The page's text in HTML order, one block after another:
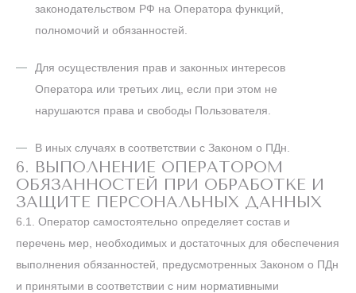
законодательством РФ на Оператора функций,
полномочий и обязанностей.
Для осуществления прав и законных интересов
Оператора или третьих лиц, если при этом не
нарушаются права и свободы Пользователя.
В иных случаях в соответствии с Законом о ПДн.
6. ВЫПОЛНЕНИЕ ОПЕРАТОРОМ
ОБЯЗАННОСТЕЙ ПРИ ОБРАБОТКЕ И
ЗАЩИТЕ ПЕРСОНАЛЬНЫХ ДАННЫХ
6.1. Оператор самостоятельно определяет состав и
перечень мер, необходимых и достаточных для обеспечения
выполнения обязанностей, предусмотренных Законом о ПДн
и принятыми в соответствии с ним нормативными